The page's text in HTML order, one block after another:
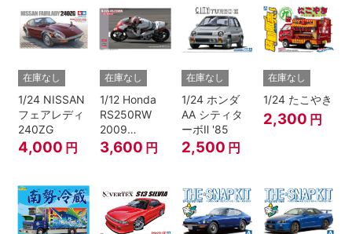
在庫なし
1/24 NISSAN
フェアレディ
240ZG
4,000 円
在庫なし
1/12 Honda
RS250RW
2009
WGP250
3,600 円
在庫なし
1/24 ホンダ
AA シティタ
ーボⅡ '85
2,500 円
在庫なし
1/24 たこやき
2,300 円